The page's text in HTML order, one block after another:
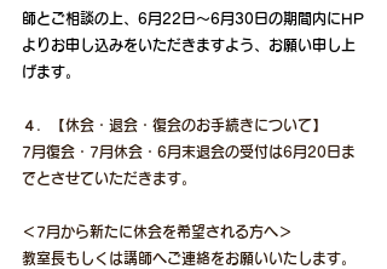
師とご相談の上、6月22日～6月30日の期間内にHP
よりお申し込みをいただきますよう、お願い申し上
げます。
４．【休会・退会・復会のお手続きについて】
7月復会・7月休会・6月末退会の受付は6月20日ま
でとさせていただきます。
＜7月から新たに休会を希望される方へ＞
教室長もしくは講師へご連絡をお願いいたします。